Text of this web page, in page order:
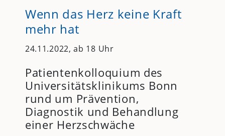
Wenn das Herz keine Kraft
mehr hat
24.11.2022, ab 18 Uhr
Patientenkolloquium des
Universitätsklinikums Bonn
rund um Prävention,
Diagnostik und Behandlung
einer Herzschwäche